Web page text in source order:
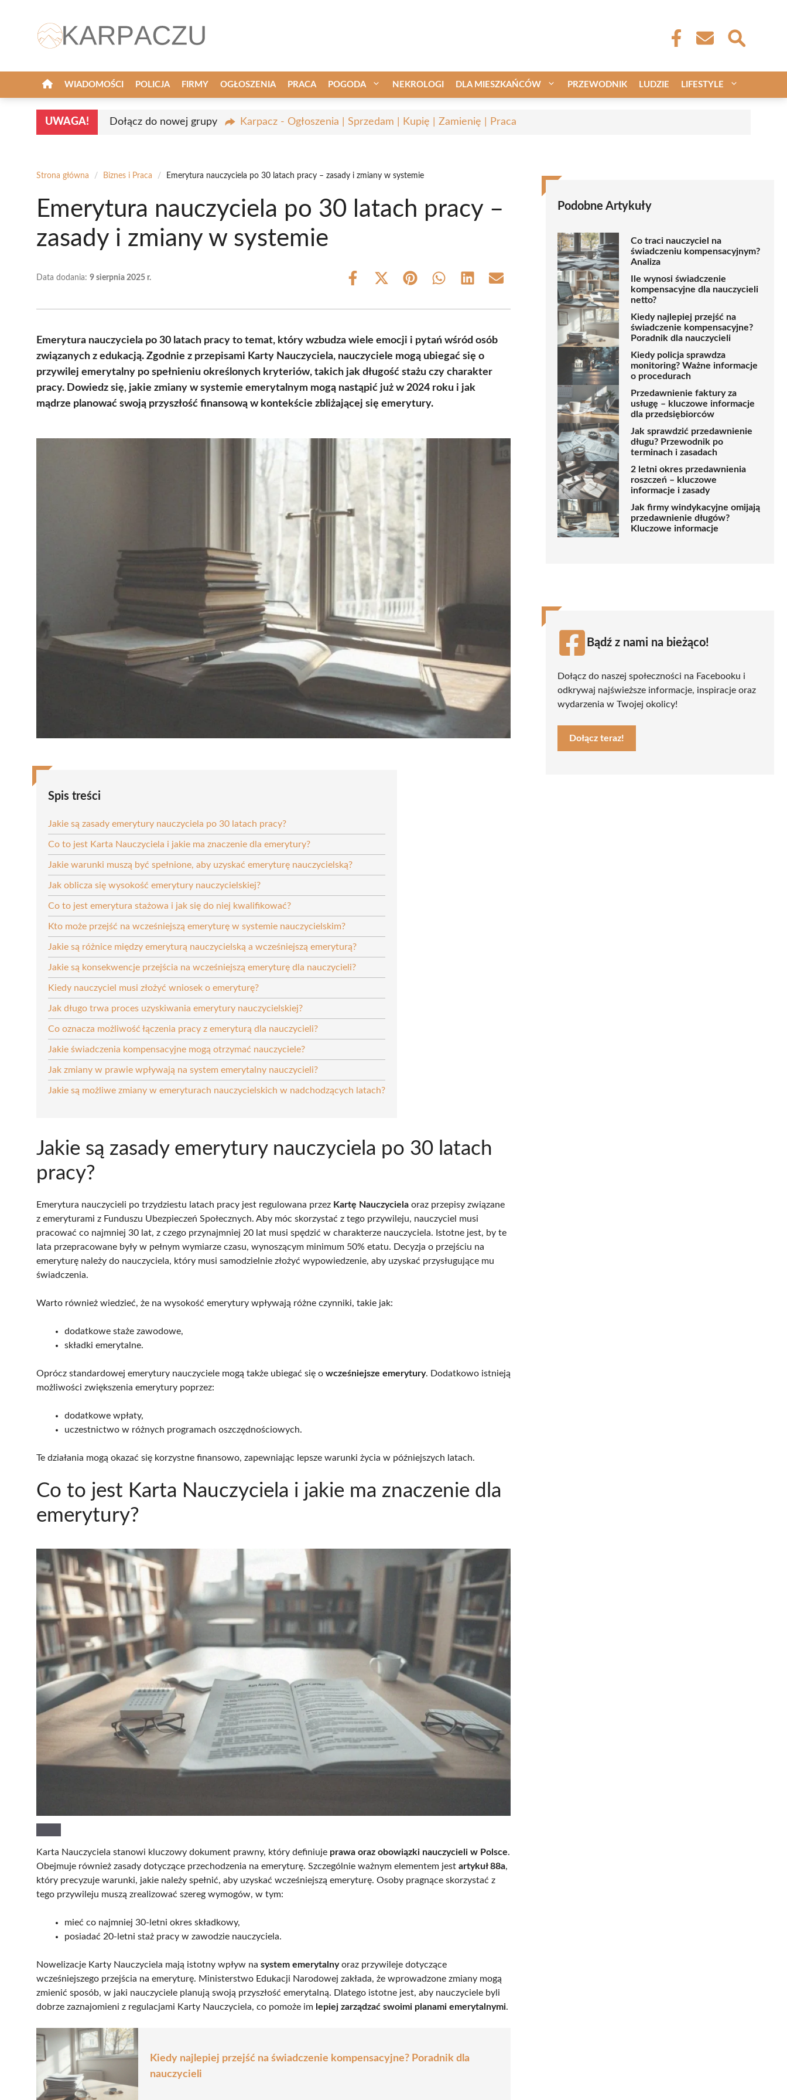
WIADOMOŚCI POLICJA FIRMY OGŁOSZENIA PRACA POGODA NEKROLOGI DLA MIESZKAŃCÓW PRZEWODNIK LUDZIE LIFESTYLE
UWAGA! Dołącz do nowej grupy Karpacz - Ogłoszenia | Sprzedam | Kupię | Zamienię | Praca
Strona główna / Biznes i Praca / Emerytura nauczyciela po 30 latach pracy – zasady i zmiany w systemie
Emerytura nauczyciela po 30 latach pracy –
zasady i zmiany w systemie
Data dodania: 9 sierpnia 2025 r.
Share
Share
(Twitter)
Share Share Share Share
Emerytura nauczyciela po 30 latach pracy to temat, który wzbudza wiele emocji i pytań wśród osób
związanych z edukacją. Zgodnie z przepisami Karty Nauczyciela, nauczyciele mogą ubiegać się o
przywilej emerytalny po spełnieniu określonych kryteriów, takich jak długość stażu czy charakter
pracy. Dowiedz się, jakie zmiany w systemie emerytalnym mogą nastąpić już w 2024 roku i jak
mądrze planować swoją przyszłość finansową w kontekście zbliżającej się emerytury.
Spis treści
Jakie są zasady emerytury nauczyciela po 30 latach pracy?
Co to jest Karta Nauczyciela i jakie ma znaczenie dla emerytury?
Jakie warunki muszą być spełnione, aby uzyskać emeryturę nauczycielską?
Jak oblicza się wysokość emerytury nauczycielskiej?
Co to jest emerytura stażowa i jak się do niej kwalifikować?
Kto może przejść na wcześniejszą emeryturę w systemie nauczycielskim?
Jakie są różnice między emeryturą nauczycielską a wcześniejszą emeryturą?
Jakie są konsekwencje przejścia na wcześniejszą emeryturę dla nauczycieli?
Kiedy nauczyciel musi złożyć wniosek o emeryturę?
Jak długo trwa proces uzyskiwania emerytury nauczycielskiej?
Co oznacza możliwość łączenia pracy z emeryturą dla nauczycieli?
Jakie świadczenia kompensacyjne mogą otrzymać nauczyciele?
Jak zmiany w prawie wpływają na system emerytalny nauczycieli?
Jakie są możliwe zmiany w emeryturach nauczycielskich w nadchodzących latach?
Jakie są zasady emerytury nauczyciela po 30 latach
pracy?
Emerytura nauczycieli po trzydziestu latach pracy jest regulowana przez Kartę Nauczyciela oraz przepisy związane
z emeryturami z Funduszu Ubezpieczeń Społecznych. Aby móc skorzystać z tego przywileju, nauczyciel musi
pracować co najmniej 30 lat, z czego przynajmniej 20 lat musi spędzić w charakterze nauczyciela. Istotne jest, by te
lata przepracowane były w pełnym wymiarze czasu, wynoszącym minimum 50% etatu. Decyzja o przejściu na
emeryturę należy do nauczyciela, który musi samodzielnie złożyć wypowiedzenie, aby uzyskać przysługujące mu
świadczenia.
Warto również wiedzieć, że na wysokość emerytury wpływają różne czynniki, takie jak:
dodatkowe staże zawodowe,
składki emerytalne.
Oprócz standardowej emerytury nauczyciele mogą także ubiegać się o wcześniejsze emerytury. Dodatkowo istnieją
możliwości zwiększenia emerytury poprzez:
dodatkowe wpłaty,
uczestnictwo w różnych programach oszczędnościowych.
Te działania mogą okazać się korzystne finansowo, zapewniając lepsze warunki życia w późniejszych latach.
Co to jest Karta Nauczyciela i jakie ma znaczenie dla
emerytury?
Karta Nauczyciela stanowi kluczowy dokument prawny, który definiuje prawa oraz obowiązki nauczycieli w Polsce.
Obejmuje również zasady dotyczące przechodzenia na emeryturę. Szczególnie ważnym elementem jest artykuł 88a,
który precyzuje warunki, jakie należy spełnić, aby uzyskać wcześniejszą emeryturę. Osoby pragnące skorzystać z
tego przywileju muszą zrealizować szereg wymogów, w tym:
mieć co najmniej 30-letni okres składkowy,
posiadać 20-letni staż pracy w zawodzie nauczyciela.
Nowelizacje Karty Nauczyciela mają istotny wpływ na system emerytalnyoraz przywileje dotyczące
wcześniejszego przejścia na emeryturę. Ministerstwo Edukacji Narodowej zakłada, że wprowadzone zmiany mogą
zmienić sposób, w jaki nauczyciele planują swoją przyszłość emerytalną. Dlatego istotne jest, aby nauczyciele byli
dobrze zaznajomieni z regulacjami Karty Nauczyciela, co pomoże im lepiej zarządzać swoimi planami emerytalnymi.
Kiedy najlepiej przejść na świadczenie kompensacyjne? Poradnik dla
nauczycieli
Podobne Artykuły
Co traci nauczyciel na
świadczeniu kompensacyjnym?
Analiza
Ile wynosi świadczenie
kompensacyjne dla nauczycieli
netto?
Kiedy najlepiej przejść na
świadczenie kompensacyjne?
Poradnik dla nauczycieli
Kiedy policja sprawdza
monitoring? Ważne informacje
o procedurach
Przedawnienie faktury za
usługę – kluczowe informacje
dla przedsiębiorców
Jak sprawdzić przedawnienie
długu? Przewodnik po
terminach i zasadach
2 letni okres przedawnienia
roszczeń – kluczowe
informacje i zasady
Jak firmy windykacyjne omijają
przedawnienie długów?
Kluczowe informacje
Bądź z nami na bieżąco!
Dołącz do naszej społeczności na Facebooku i
odkrywaj najświeższe informacje, inspiracje oraz
wydarzenia w Twojej okolicy!
Dołącz teraz!